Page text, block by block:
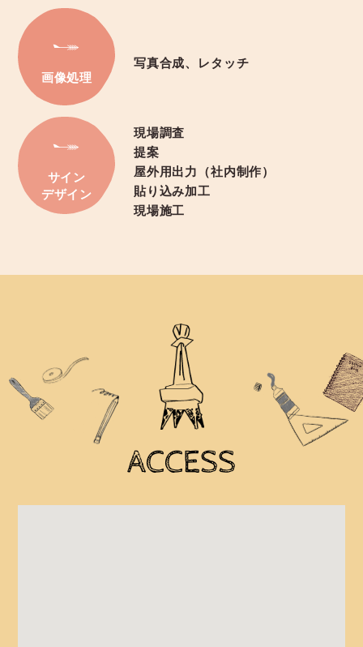
画像処理
写真合成、レタッチ
サイン
デザイン
現場調査
提案
屋外用出力（社内制作）
貼り込み加工
現場施工
ACCESS